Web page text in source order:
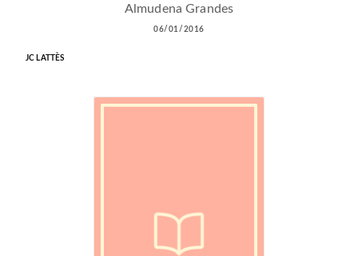
Almudena Grandes
06/01/2016
JC LATTÈS